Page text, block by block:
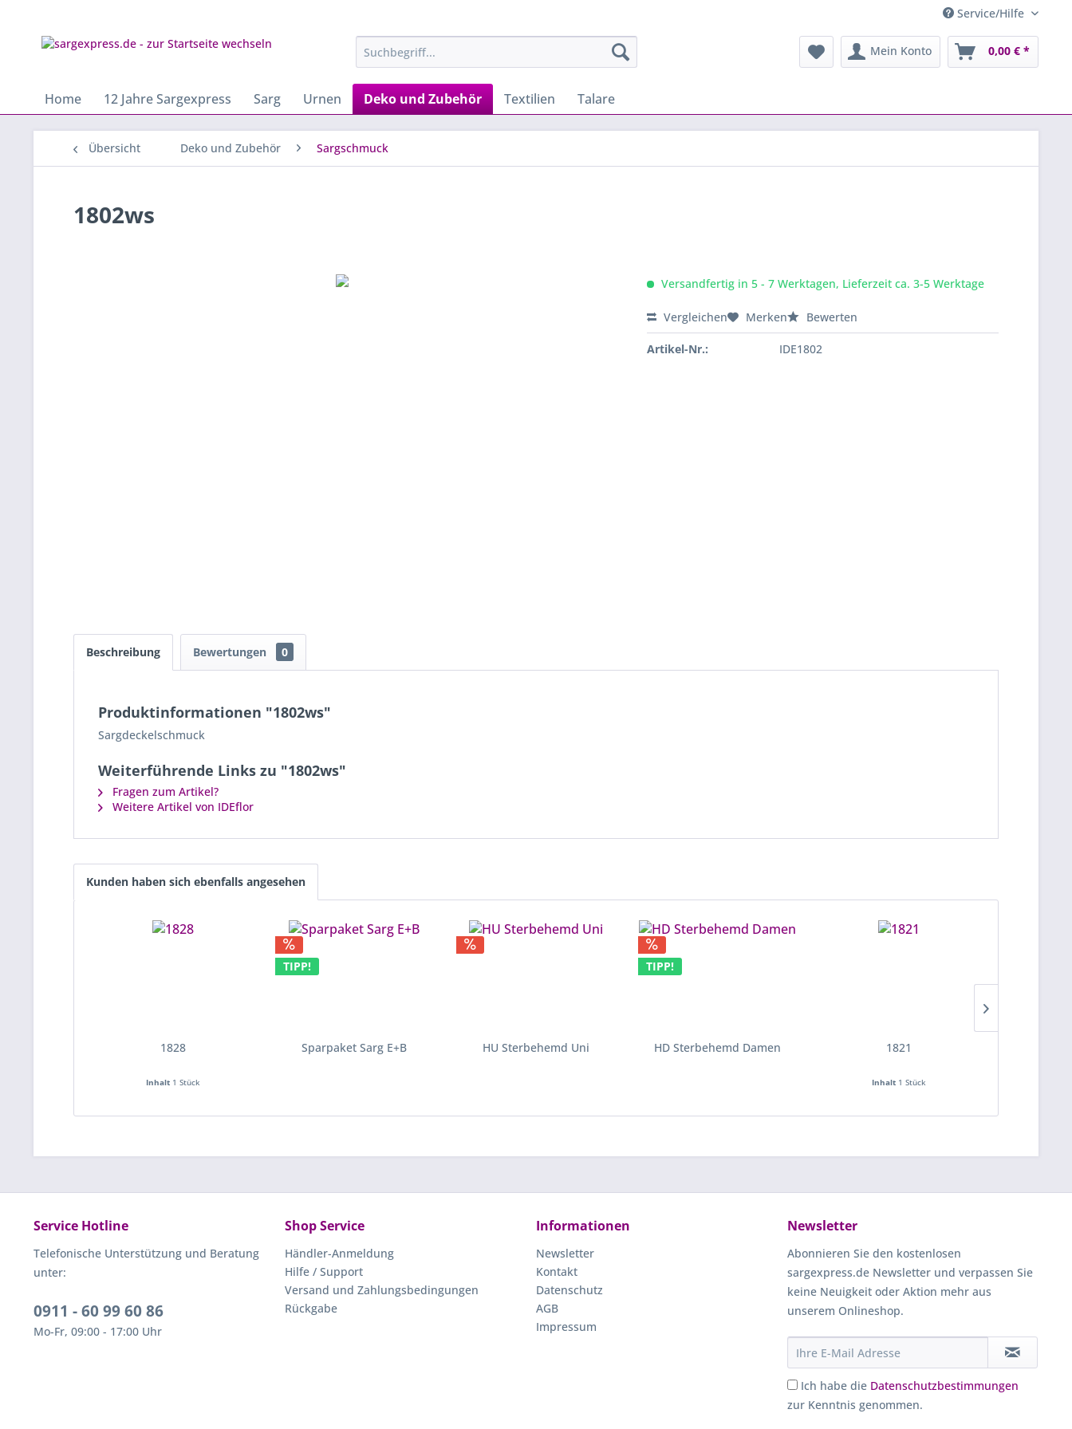
Service/Hilfe
Mein Konto 0,00 € *
Home 12 Jahre Sargexpress Sarg Urnen Deko und Zubehör Textilien Talare
Übersicht Deko und Zubehör Sargschmuck
1802ws
Versandfertig in 5 - 7 Werktagen, Lieferzeit ca. 3-5 Werktage
Vergleichen Merken Bewerten
Artikel-Nr.: IDE1802
Beschreibung Bewertungen 0
Produktinformationen "1802ws"
Sargdeckelschmuck
Weiterführende Links zu "1802ws"
Fragen zum Artikel?
Weitere Artikel von IDEflor
Kunden haben sich ebenfalls angesehen
1828
Inhalt 1 Stück
TIPP!
Sparpaket Sarg E+B HU Sterbehemd Uni
TIPP!
HD Sterbehemd Damen 1821
Inhalt 1 Stück
Service Hotline
Telefonische Unterstützung und Beratung
unter:
0911 - 60 99 60 86
Mo-Fr, 09:00 - 17:00 Uhr
Shop Service
Händler-Anmeldung
Hilfe / Support
Versand und Zahlungsbedingungen
Rückgabe
Informationen
Newsletter
Kontakt
Datenschutz
AGB
Impressum
Newsletter
Abonnieren Sie den kostenlosen
sargexpress.de Newsletter und verpassen Sie
keine Neuigkeit oder Aktion mehr aus
unserem Onlineshop.
Ich habe die Datenschutzbestimmungen
zur Kenntnis genommen.